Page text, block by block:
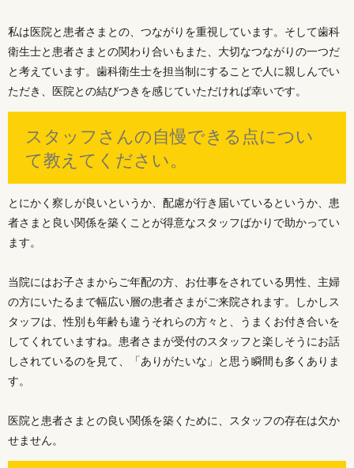
私は医院と患者さまとの、つながりを重視しています。そして歯科
衛生士と患者さまとの関わり合いもまた、大切なつながりの一つだ
と考えています。歯科衛生士を担当制にすることで人に親しんでい
ただき、医院との結びつきを感じていただければ幸いです。
スタッフさんの自慢できる点につい
て教えてください。
とにかく察しが良いというか、配慮が行き届いているというか、患
者さまと良い関係を築くことが得意なスタッフばかりで助かってい
ます。
当院にはお子さまからご年配の方、お仕事をされている男性、主婦
の方にいたるまで幅広い層の患者さまがご来院されます。しかしス
タッフは、性別も年齢も違うそれらの方々と、うまくお付き合いを
してくれていますね。患者さまが受付のスタッフと楽しそうにお話
しされているのを見て、「ありがたいな」と思う瞬間も多くありま
す。
医院と患者さまとの良い関係を築くために、スタッフの存在は欠か
せません。